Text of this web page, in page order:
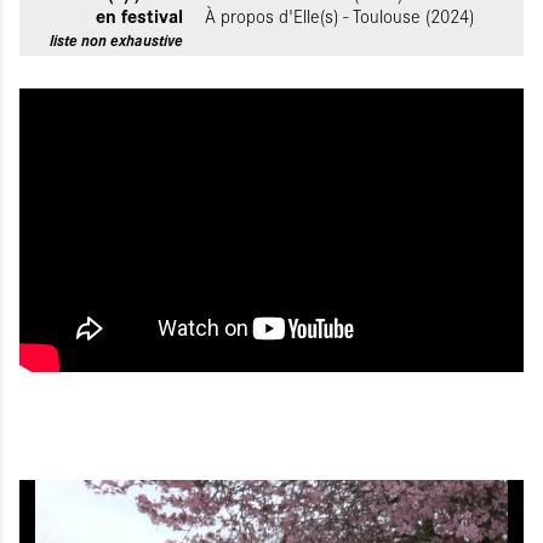
en festival
liste non exhaustive
À propos d'Elle(s) - Toulouse (2024)